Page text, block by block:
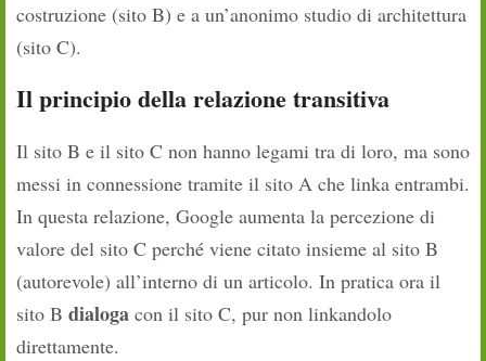
costruzione (sito B) e a un’anonimo studio di architettura
(sito C).
Il principio della relazione transitiva
Il sito B e il sito C non hanno legami tra di loro, ma sono
messi in connessione tramite il sito A che linka entrambi.
In questa relazione, Google aumenta la percezione di
valore del sito C perché viene citato insieme al sito B
(autorevole) all’interno di un articolo. In pratica ora il
sito B dialoga con il sito C, pur non linkandolo
direttamente.